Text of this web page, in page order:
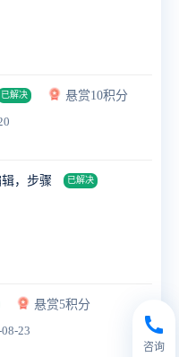
已解决
悬赏10积分
，步骤
已解决
悬赏5积分
23
咨询